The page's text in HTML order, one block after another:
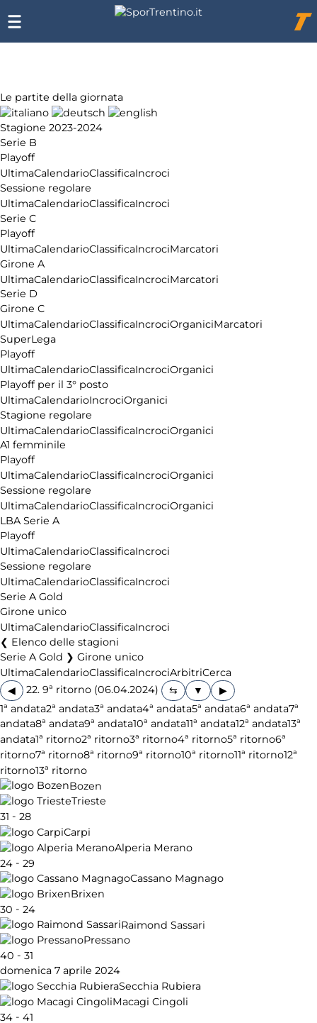
Le partite della giornata
Stagione 2023-2024
Serie B
Playoff
UltimaCalendarioClassificaIncroci
Sessione regolare
UltimaCalendarioClassificaIncroci
Serie C
Playoff
UltimaCalendarioClassificaIncrociMarcatori
Girone A
UltimaCalendarioClassificaIncrociMarcatori
Serie D
Girone C
UltimaCalendarioClassificaIncrociOrganiciMarcatori
SuperLega
Playoff
UltimaCalendarioClassificaIncrociOrganici
Playoff per il 3° posto
UltimaCalendarioIncrociOrganici
Stagione regolare
UltimaCalendarioClassificaIncrociOrganici
A1 femminile
Playoff
UltimaCalendarioClassificaIncrociOrganici
Sessione regolare
UltimaCalendarioClassificaIncrociOrganici
LBA Serie A
Playoff
UltimaCalendarioClassificaIncroci
Sessione regolare
UltimaCalendarioClassificaIncroci
Serie A Gold
Girone unico
UltimaCalendarioClassificaIncroci
Elenco delle stagioni
Serie A Gold ❯ Girone unico
UltimaCalendarioClassificaIncrociArbitriCerca
◀
22. 9ª ritorno (06.04.2024)
▶
1ª andata2ª andata3ª andata4ª andata5ª andata6ª andata7ª
andata8ª andata9ª andata10ª andata11ª andata12ª andata13ª
andata1ª ritorno2ª ritorno3ª ritorno4ª ritorno5ª ritorno6ª
ritorno7ª ritorno8ª ritorno9ª ritorno10ª ritorno11ª ritorno12ª
ritorno13ª ritorno
Bozen
Trieste
31 - 28
Carpi
Alperia Merano
24 - 29
Cassano Magnago
Brixen
30 - 24
Raimond Sassari
Pressano
40 - 31
domenica 7 aprile 2024
Secchia Rubiera
Macagi Cingoli
34 - 41
Chi
siamo
Affiliazione